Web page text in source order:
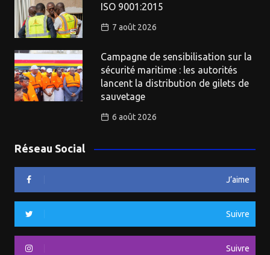
ISO 9001:2015
7 août 2026
Campagne de sensibilisation sur la
sécurité maritime : les autorités
lancent la distribution de gilets de
sauvetage
6 août 2026
Réseau Social
J’aime
Suivre
Suivre